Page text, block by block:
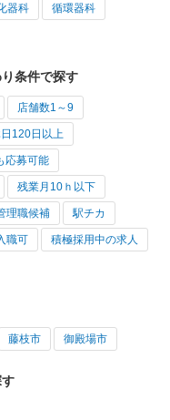
器科 循環器科
条件で探す
店舗数1～9
120日以上
応募可能
残業月10ｈ以下
理職候補 駅チカ
職可 積極採用中の求人
藤枝市 御殿場市